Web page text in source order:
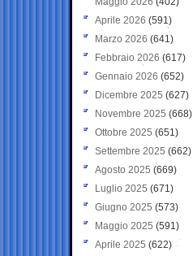
Aprile 2026 (591)
Marzo 2026 (641)
Febbraio 2026 (617)
Gennaio 2026 (652)
Dicembre 2025 (627)
Novembre 2025 (668)
Ottobre 2025 (651)
Settembre 2025 (662)
Agosto 2025 (669)
Luglio 2025 (671)
Giugno 2025 (573)
Maggio 2025 (591)
Aprile 2025 (622)